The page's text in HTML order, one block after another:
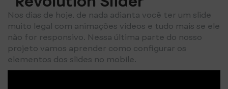
Nos dias de hoje, de nada adianta você ter um slide
muito legal com animações vídeos e tudo mais se ele
não for responsivo. Nessa última parte do nosso
projeto vamos aprender como configurar os
elementos dos slides no mobile.